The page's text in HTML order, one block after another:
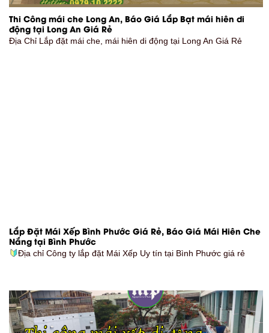
Thi Công mái che Long An, Báo Giá Lắp Bạt mái hiên di
động tại Long An Giá Rẻ
Địa Chỉ Lắp đặt mái che, mái hiên di động tại Long An Giá Rẻ
Lắp Đặt Mái Xếp Bình Phước Giá Rẻ, Báo Giá Mái Hiên Che
Nắng tại Bình Phước
Địa chỉ Công ty lắp đặt Mái Xếp Uy tín tại Bình Phước giá rẻ